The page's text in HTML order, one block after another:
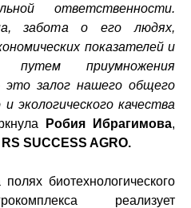
ответственности.
забота о его людях,
показателей и
путем приумножения
это залог нашего общего
экологического качества
Робия Ибрагимова,
RS SUCCESS AGRO.
полях биотехнологического
реализует